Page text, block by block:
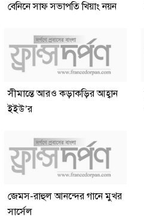
বেনিনে সাফ সভাপতি খিয়াং নয়ন
সীমান্তে আরও কড়াকড়ির আহ্বান
ইইউ’র
জেমস-রাহুল আনন্দের গানে মুখর
সার্সেল